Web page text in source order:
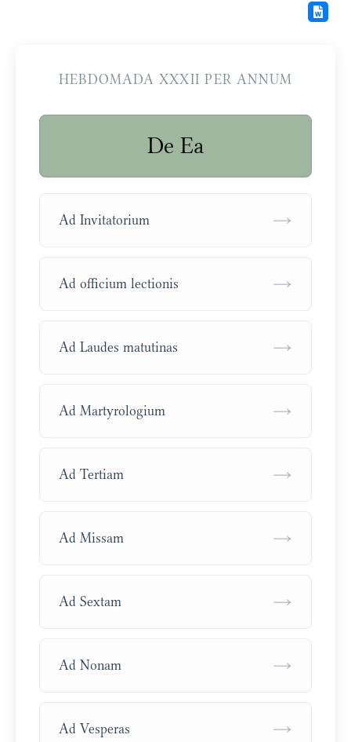
HEBDOMADA XXXII PER ANNUM
De Ea
Ad Invitatorium →
Ad officium lectionis →
Ad Laudes matutinas →
Ad Martyrologium →
Ad Tertiam →
Ad Missam →
Ad Sextam →
Ad Nonam →
Ad Vesperas →